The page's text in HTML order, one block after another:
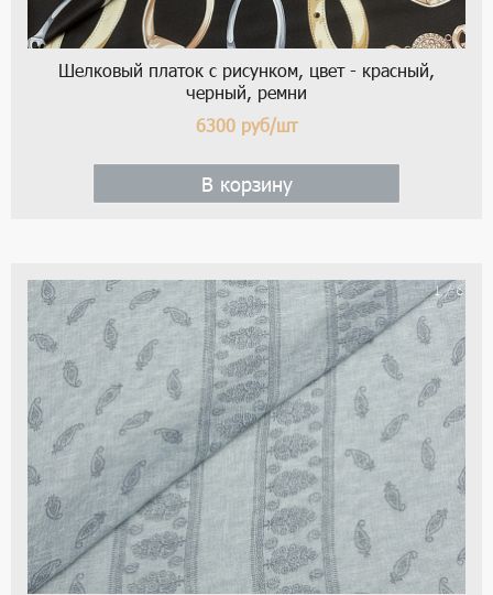
Шелковый платок с рисунком, цвет - красный,
черный, ремни
6300 руб/шт
В корзину
1 / 6